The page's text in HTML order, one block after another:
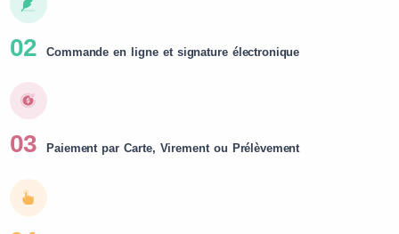
02 Commande en ligne et signature électronique
03 Paiement par Carte, Virement ou Prélèvement